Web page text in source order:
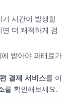
기 시간이 발생할
면 더 쾌적하게 검
받아야 과태료가
결제 서비스를 이
를 확인해보세요.